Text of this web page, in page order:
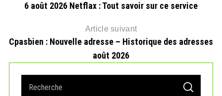
6 août 2026 Netflax : Tout savoir sur ce service
Article suivant
Cpasbien : Nouvelle adresse – Historique des adresses
août 2026
S